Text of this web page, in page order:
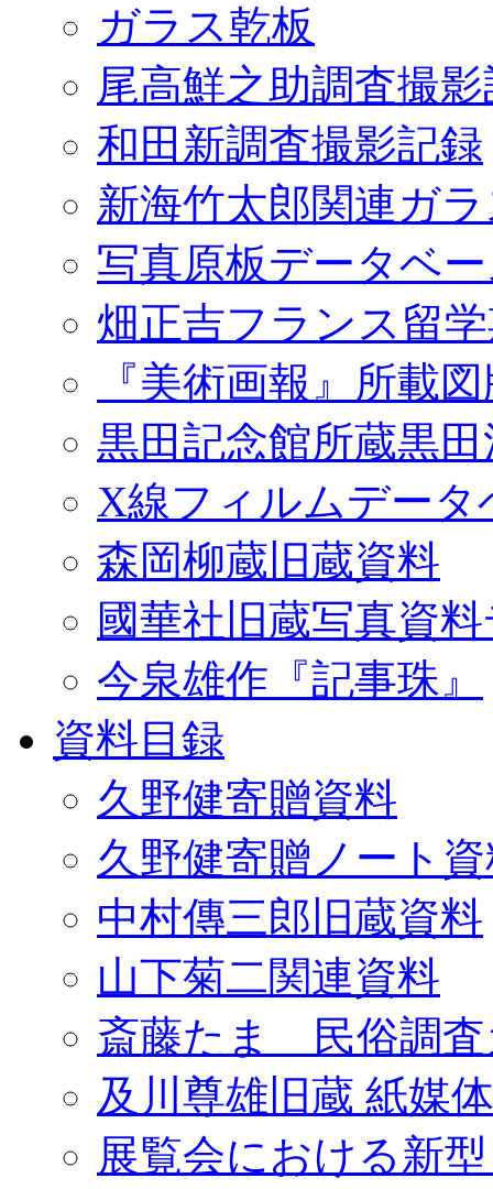
ガラス乾板
尾高鮮之助調査撮
和田新調査撮影記録
新海竹太郎関連ガ
写真原板データベ
畑正吉フランス留
『美術画報』所載
黒田記念館所蔵黒
X線フィルムデータ
森岡柳蔵旧蔵資料
國華社旧蔵写真資
今泉雄作『記事珠』
資料目録
久野健寄贈資料
久野健寄贈ノート
中村傳三郎旧蔵資料
山下菊二関連資料
斎藤たま 民俗調査
及川尊雄旧蔵 紙媒
展覧会における新